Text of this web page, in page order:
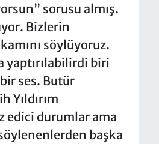
sorusu almış.
Bizlerin
söylüyoruz.
yaptırılabilirdi biri
ses. Butür
Yıldırım
edici durumlar ama
başka